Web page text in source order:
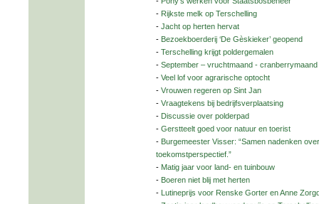
- Rijkste melk op Terschelling
- Jacht op herten hervat
- Bezoekboerderij ‘De Gèskieker’ geopend
- Terschelling krijgt poldergemalen
- September – vruchtmaand - cranberrymaand
- Veel lof voor agrarische optocht
- Vrouwen regeren op Sint Jan
- Vraagtekens bij bedrijfsverplaatsing
- Discussie over polderpad
- Gerstteelt goed voor natuur en toerist
- Burgemeester Visser: “Samen nadenken
toekomstperspectief.”
- Matig jaar voor land- en tuinbouw
- Boeren niet blij met herten
- Lutineprijs voor Renske Gorter en Anne